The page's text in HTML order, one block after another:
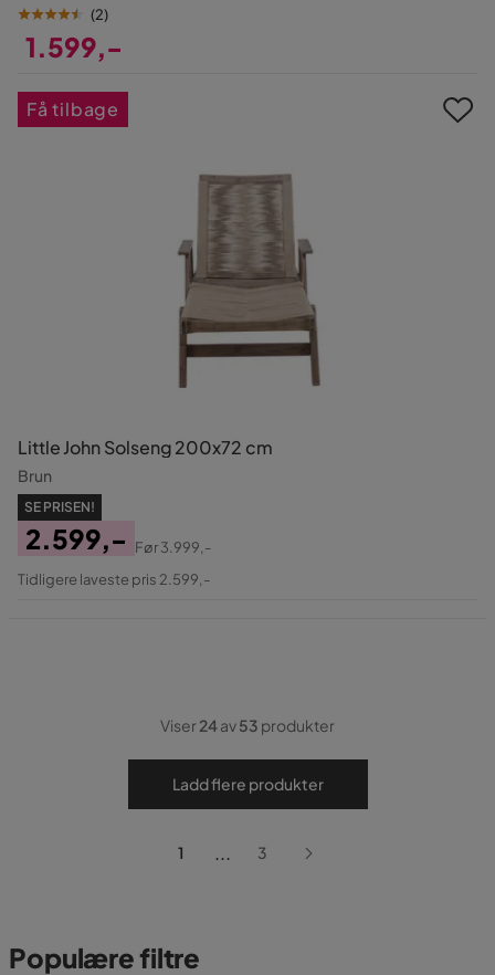
(2)
1.599,-
Little John Solseng 200x72 cm
Brun
SE PRISEN!
Pris
2.599,-
Original
Før3.999,-
Tidligere laveste pris 2.599,-
Få tilbage
Viser24av53 produkter
Ladd flere produkter
1 ... 3
Populære filtre